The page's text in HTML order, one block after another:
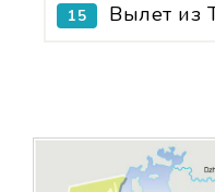
15 Вылет из